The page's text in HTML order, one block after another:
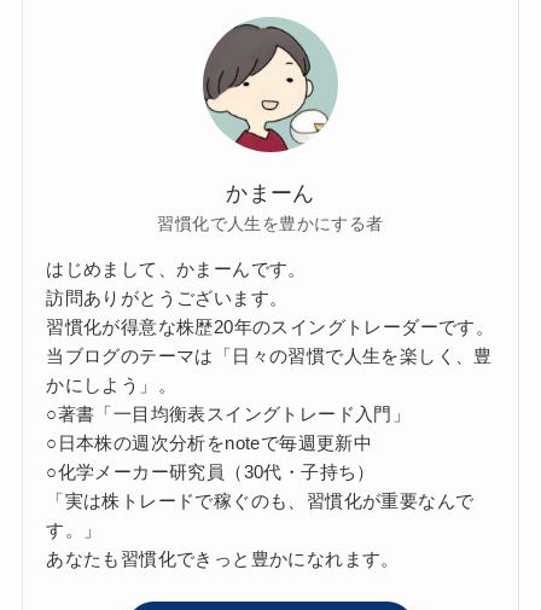
かまーん
習慣化で人生を豊かにする者
はじめまして、かまーんです。
訪問ありがとうございます。
習慣化が得意な株歴20年のスイングトレーダーです。
当ブログのテーマは「日々の習慣で人生を楽しく、豊
かにしよう」。
○著書「一目均衡表スイングトレード入門」
○日本株の週次分析をnoteで毎週更新中
○化学メーカー研究員（30代・子持ち）
「実は株トレードで稼ぐのも、習慣化が重要なんで
す。」
あなたも習慣化できっと豊かになれます。